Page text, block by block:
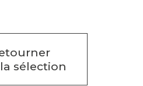
sélection